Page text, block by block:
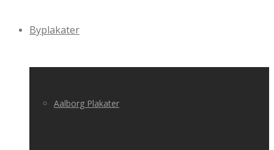
Byplakater
Aalborg Plakater